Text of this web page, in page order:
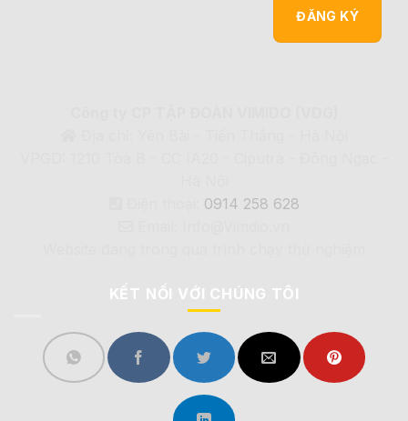
0914 258 628
KẾT NỐI VỚI CHÚNG TÔI